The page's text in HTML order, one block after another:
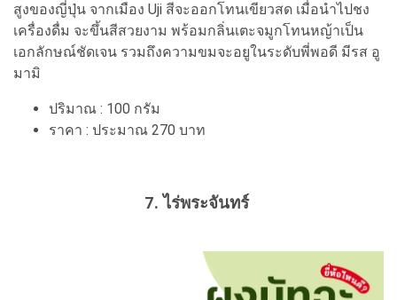
สูงของญี่ปุ่น จากเมือง Uji สีจะออกโทนเขียวสด เมื่อนำไปชง
เครื่องดื่ม จะขึ้นสีสวยงาม พร้อมกลิ่นเตะจมูกโทนหญ้าเป็น
เอกลักษณ์ชัดเจน รวมถึงความขมจะอยูในระดับพี่พอดี มีรส อู
มามิ
ปริมาณ : 100 กรัม
ราคา : ประมาณ 270 บาท
7. ไร่พระจันทร์